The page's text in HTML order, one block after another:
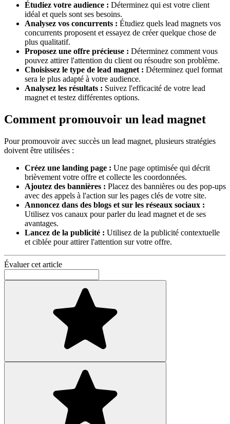
Étudiez votre audience : Déterminez qui est votre client
idéal et quels sont ses besoins.
Analysez vos concurrents : Étudiez quels lead magnets vos
concurrents proposent et essayez de créer quelque chose de
plus qualitatif.
Proposez une offre précieuse : Déterminez comment vous
pouvez attirer l'attention du client ou résoudre son problème.
Choisissez le type de lead magnet : Déterminez quel format
sera le plus adapté à votre audience.
Analysez les résultats : Suivez l'efficacité de votre lead
magnet et testez différentes options.
Comment promouvoir un lead magnet
Pour promouvoir avec succès un lead magnet, plusieurs stratégies
doivent être utilisées :
Créez une landing page : Une page optimisée qui décrit
brièvement votre offre et collecte les coordonnées.
Ajoutez des bannières : Placez des bannières ou des pop-ups
avec des appels à l'action sur les pages clés de votre site.
Annoncez dans des blogs et sur les réseaux sociaux :
Utilisez vos canaux pour parler du lead magnet et de ses
avantages.
Lancez de la publicité : Utilisez de la publicité contextuelle
et ciblée pour attirer l'attention sur votre offre.
Évaluer cet article